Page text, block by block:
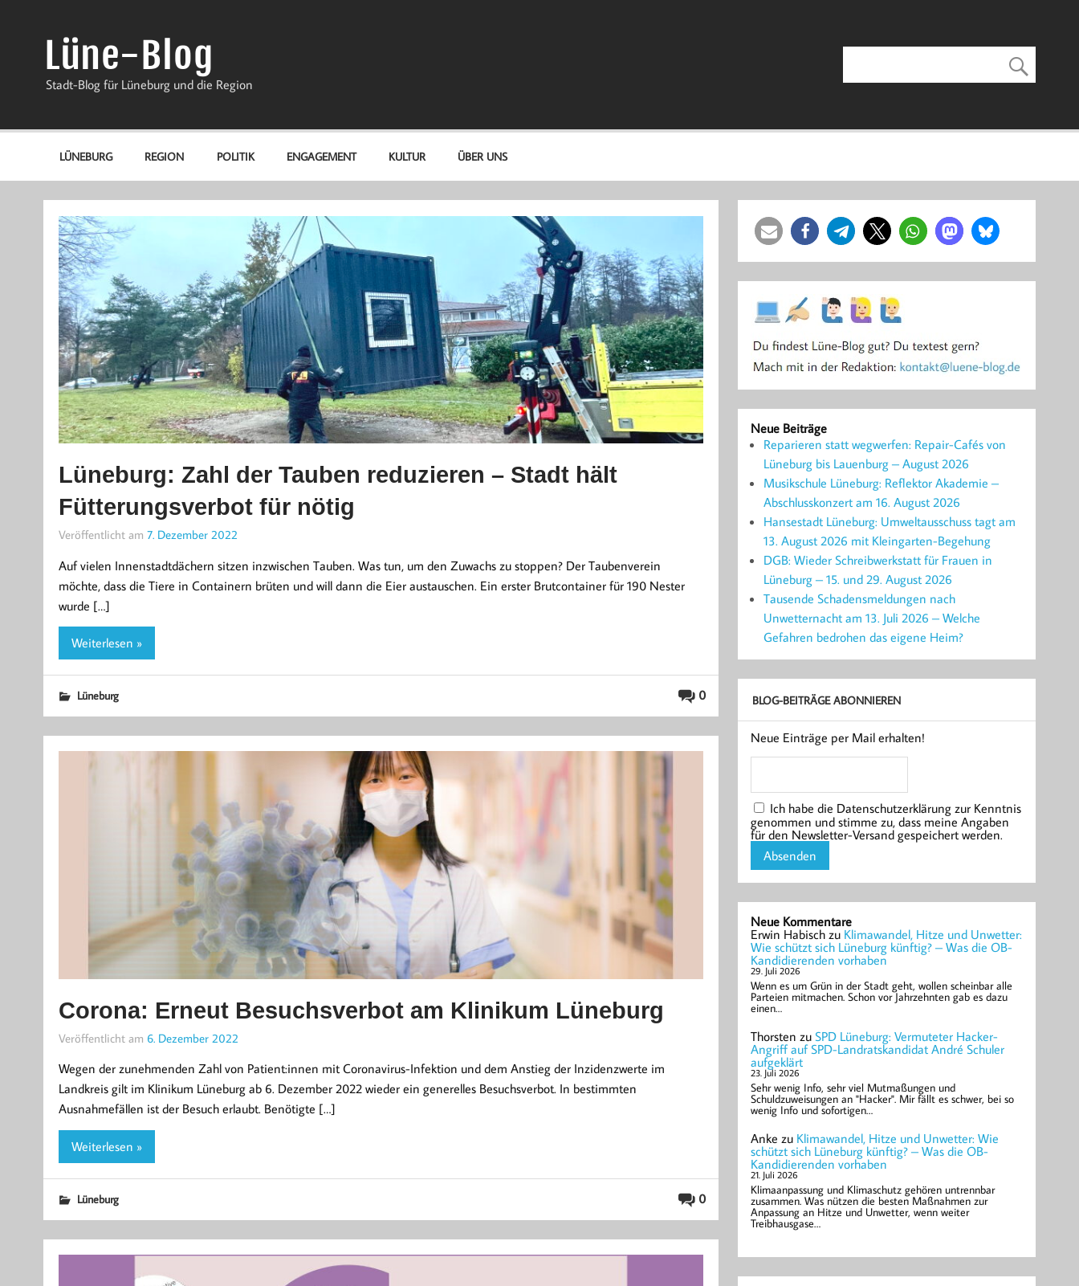
Lüne-Blog
Stadt-Blog für Lüneburg und die Region
LÜNEBURG REGION POLITIK ENGAGEMENT KULTUR ÜBER UNS
Lüneburg: Zahl der Tauben reduzieren – Stadt hält
Fütterungsverbot für nötig
Veröffentlicht am 7. Dezember 2022
Auf vielen Innenstadtdächern sitzen inzwischen Tauben. Was tun, um den Zuwachs zu stoppen? Der Taubenverein
möchte, dass die Tiere in Containern brüten und will dann die Eier austauschen. Ein erster Brutcontainer für 190 Nester
wurde […]
Weiterlesen »
0
Lüneburg
Corona: Erneut Besuchsverbot am Klinikum Lüneburg
Veröffentlicht am 6. Dezember 2022
Wegen der zunehmenden Zahl von Patient:innen mit Coronavirus-Infektion und dem Anstieg der Inzidenzwerte im
Landkreis gilt im Klinikum Lüneburg ab 6. Dezember 2022 wieder ein generelles Besuchsverbot. In bestimmten
Ausnahmefällen ist der Besuch erlaubt. Benötigte […]
Weiterlesen »
0
Lüneburg
Neue Beiträge
Reparieren statt wegwerfen: Repair-Cafés von
Lüneburg bis Lauenburg – August 2026
Musikschule Lüneburg: Reflektor Akademie –
Abschlusskonzert am 16. August 2026
Hansestadt Lüneburg: Umweltausschuss tagt am
13. August 2026 mit Kleingarten-Begehung
DGB: Wieder Schreibwerkstatt für Frauen in
Lüneburg – 15. und 29. August 2026
Tausende Schadensmeldungen nach
Unwetternacht am 13. Juli 2026 – Welche
Gefahren bedrohen das eigene Heim?
BLOG-BEITRÄGE ABONNIEREN
Neue Einträge per Mail erhalten!
Ich habe die Datenschutzerklärung zur Kenntnis
genommen und stimme zu, dass meine Angaben
für den Newsletter-Versand gespeichert werden.
Neue Kommentare
Erwin Habisch zu Klimawandel, Hitze und Unwetter:
Wie schützt sich Lüneburg künftig? – Was die OB-
Kandidierenden vorhaben
29. Juli 2026
Wenn es um Grün in der Stadt geht, wollen scheinbar alle
Parteien mitmachen. Schon vor Jahrzehnten gab es dazu
einen…
Thorsten zuSPD Lüneburg: Vermuteter Hacker-
Angriff auf SPD-Landratskandidat André Schuler
aufgeklärt
23. Juli 2026
Sehr wenig Info, sehr viel Mutmaßungen und
Schuldzuweisungen an "Hacker". Mir fällt es schwer, bei so
wenig Info und sofortigen…
Anke zu Klimawandel, Hitze und Unwetter: Wie
schützt sich Lüneburg künftig? – Was die OB-
Kandidierenden vorhaben
21. Juli 2026
Klimaanpassung und Klimaschutz gehören untrennbar
zusammen. Was nützen die besten Maßnahmen zur
Anpassung an Hitze und Unwetter, wenn weiter
Treibhausgase…